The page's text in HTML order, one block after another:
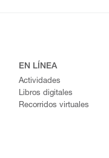
EN LÍNEA
Actividades
Libros digitales
Recorridos virtuales